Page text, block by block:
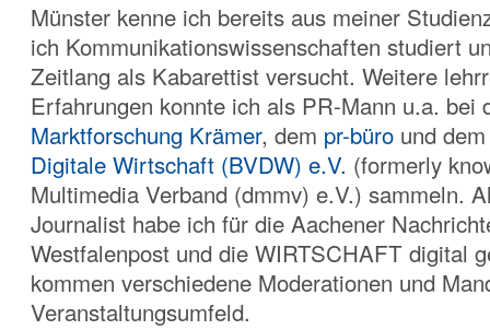
Münster kenne ich bereits aus meiner
ich Kommunikationswissenschaften studiert
Zeitlang als Kabarettist versucht. Weitere
Erfahrungen konnte ich als PR-Mann u.a. bei
Marktforschung Krämer, dem pr-büro und
Digitale Wirtschaft (BVDW) e.V. (formerly
Multimedia Verband (dmmv) e.V.) sammeln.
Journalist habe ich für die Aachener
Westfalenpost und die WIRTSCHAFT digital
kommen verschiedene Moderationen und
Veranstaltungsumfeld.